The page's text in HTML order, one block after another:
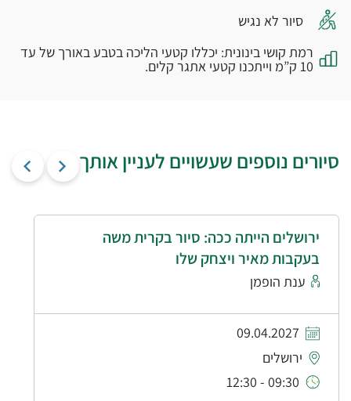
סיור לא נגיש
רמת קושי בינונית: יכללו קטעי הליכה בטבע באורך של עד
10 ק”מ וייתכנו קטעי אתגר קלים.
סיורים נוספים שעשויים לעניין אותך
ירושלים הייתה ככה: סיור בקרית משה
בעקבות מאיר ויצחק שלו
ענת הופמן
09.04.2027
ירושלים
09:30 - 12:30